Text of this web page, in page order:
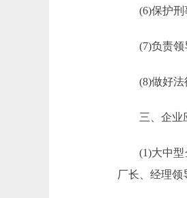
(6)保护刑事
(7)负责领导
(8)做好法律
三、企业应
(1)大中型企
厂长、经理领